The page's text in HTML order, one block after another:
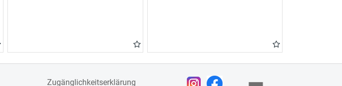
Zugänglichkeitserklärung